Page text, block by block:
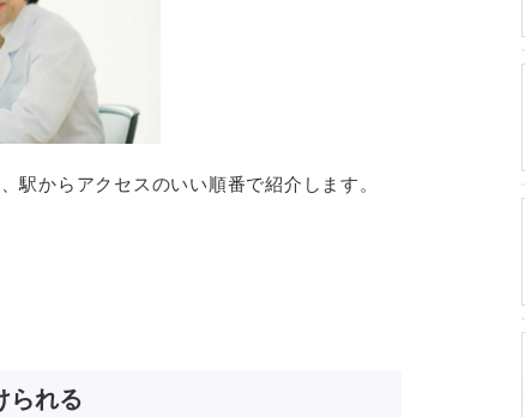
駅からアクセスのいい順番で紹介します。
られる